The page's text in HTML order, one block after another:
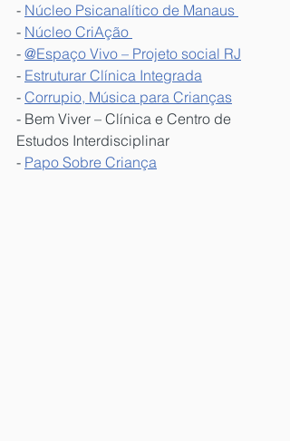
- Núcleo Psicanalítico de Manaus
- Núcleo CriAção
- @Espaço Vivo – Projeto social RJ
- Estruturar Clínica Integrada
- Corrupio, Música para Crianças
- Bem Viver – Clínica e Centro de
Estudos Interdisciplinar
- Papo Sobre Criança